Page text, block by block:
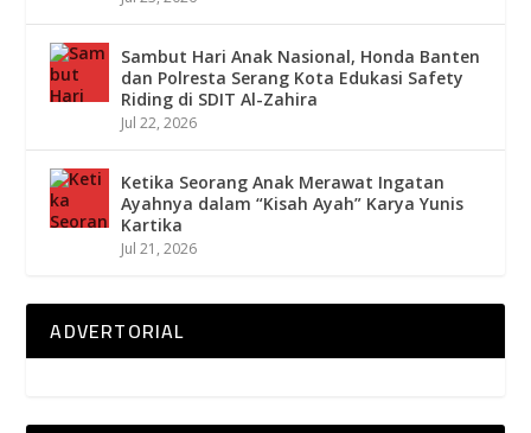
Sambut Hari Anak Nasional, Honda Banten
dan Polresta Serang Kota Edukasi Safety
Riding di SDIT Al-Zahira
Jul 22, 2026
Ketika Seorang Anak Merawat Ingatan
Ayahnya dalam “Kisah Ayah” Karya Yunis
Kartika
Jul 21, 2026
ADVERTORIAL